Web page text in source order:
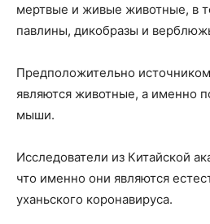
мертвые и живые животные, в
павлины, дикобразы и
Предположительно
являются животные, а именно
мыши.
Исследователи из Китайской
что именно они являются
уханьского коронавируса.